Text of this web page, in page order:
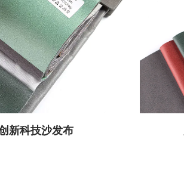
新科技沙发布